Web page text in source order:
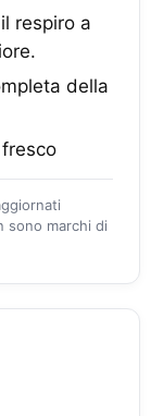
respiro a
della
sono marchi di